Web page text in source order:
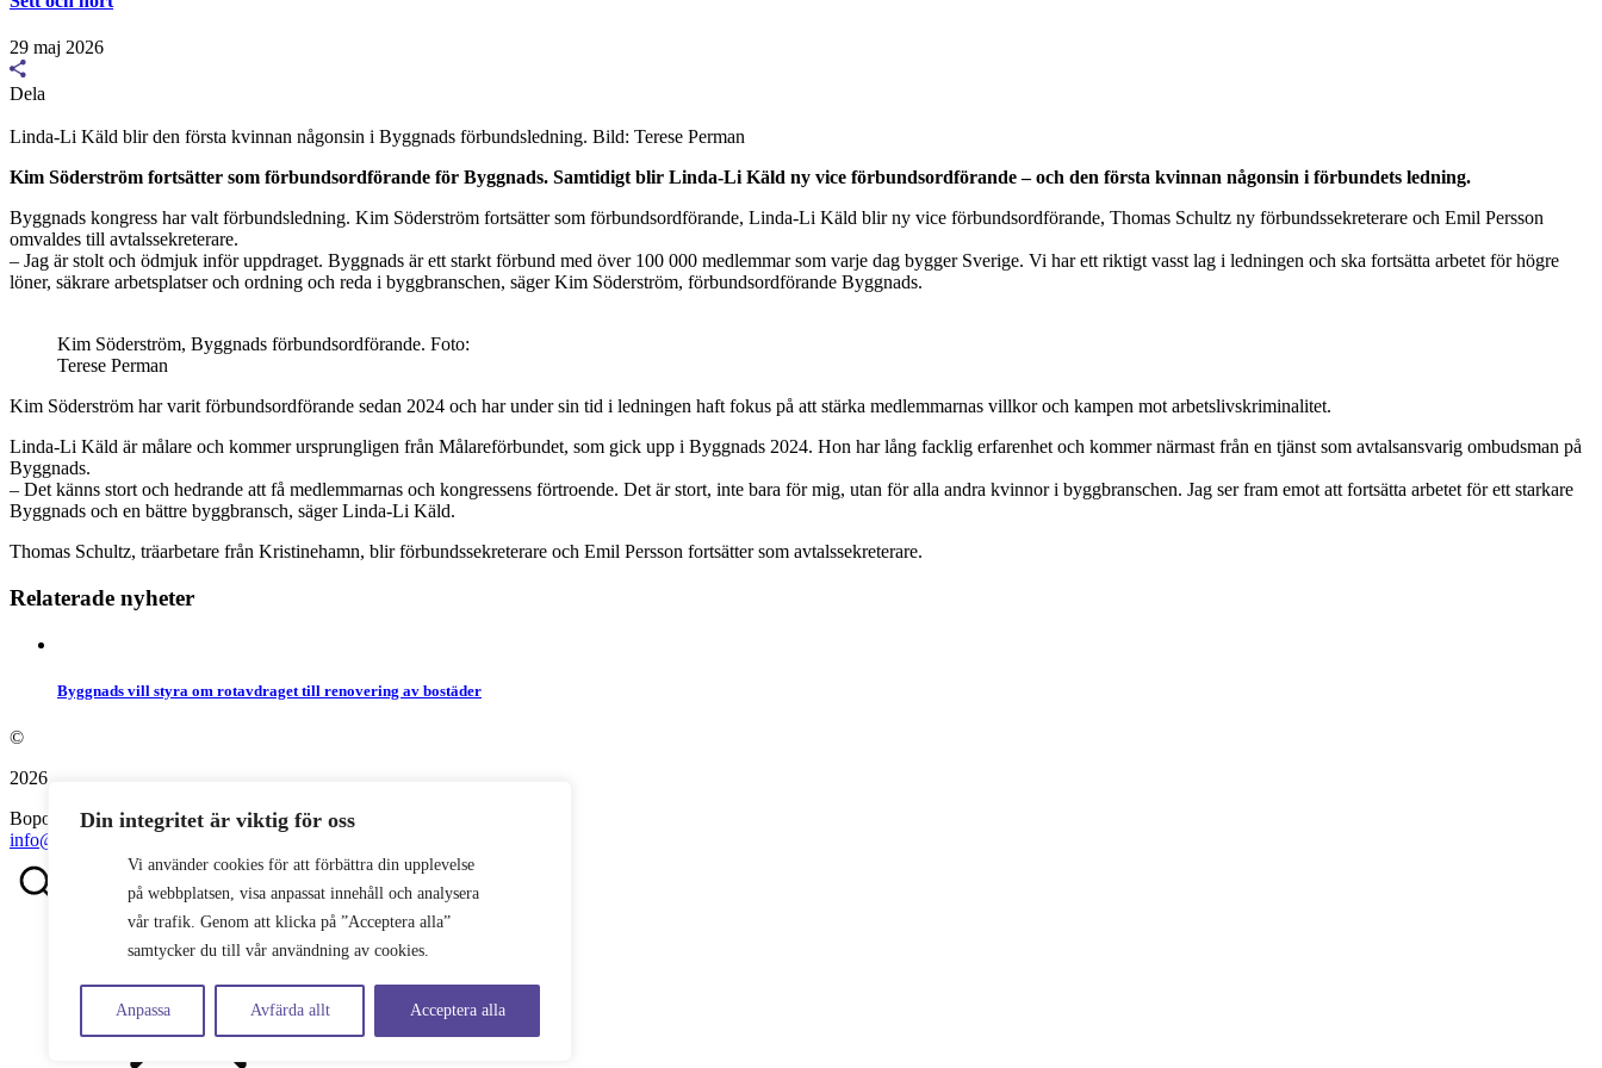
Din integritet är viktig för oss
Vi använder cookies för att förbättra din upplevelse
på webbplatsen, visa anpassat innehåll och analysera
vår trafik. Genom att klicka på ”Acceptera alla”
samtycker du till vår användning av cookies.
Anpassa Avfärda allt Acceptera alla
29 maj 2026
Dela
Linda-Li Käld blir den första kvinnan någonsin i Byggnads förbundsledning. Bild: Terese Perman
Kim Söderström fortsätter som förbundsordförande för Byggnads. Samtidigt blir Linda-Li Käld ny vice förbundsordförande – och den första kvinnan någonsin i förbundets ledning.
Byggnads kongress har valt förbundsledning. Kim Söderström fortsätter som förbundsordförande, Linda-Li Käld blir ny vice förbundsordförande, Thomas Schultz ny förbundssekreterare och Emil Persson
omvaldes till avtalssekreterare.
– Jag är stolt och ödmjuk inför uppdraget. Byggnads är ett starkt förbund med över 100 000 medlemmar som varje dag bygger Sverige. Vi har ett riktigt vasst lag i ledningen och ska fortsätta arbetet för högre
löner, säkrare arbetsplatser och ordning och reda i byggbranschen, säger Kim Söderström, förbundsordförande Byggnads.
Kim Söderström, Byggnads förbundsordförande. Foto:
Terese Perman
Kim Söderström har varit förbundsordförande sedan 2024 och har under sin tid i ledningen haft fokus på att stärka medlemmarnas villkor och kampen mot arbetslivskriminalitet.
Linda-Li Käld är målare och kommer ursprungligen från Målareförbundet, som gick upp i Byggnads 2024. Hon har lång facklig erfarenhet och kommer närmast från en tjänst som avtalsansvarig ombudsman på
Byggnads.
– Det känns stort och hedrande att få medlemmarnas och kongressens förtroende. Det är stort, inte bara för mig, utan för alla andra kvinnor i byggbranschen. Jag ser fram emot att fortsätta arbetet för ett starkare
Byggnads och en bättre byggbransch, säger Linda-Li Käld.
Thomas Schultz, träarbetare från Kristinehamn, blir förbundssekreterare och Emil Persson fortsätter som avtalssekreterare.
Relaterade nyheter
Byggnads vill styra om rotavdraget till renovering av bostäder
©
2026
Bopol AB
info@bostadspolitik.se